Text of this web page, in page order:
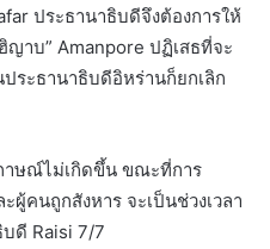
ประธานาธิบดีจึงต้องการให้
าบ” Amanpore ปฏิเสธที่จะ
ระธานาธิบดีอิหร่านก็ยกเลิก
าษณ์ไม่เกิดขึ้น ขณะที่การ
ผู้คนถูกสังหาร จะเป็นช่วงเวลา
ดี Raisi 7/7